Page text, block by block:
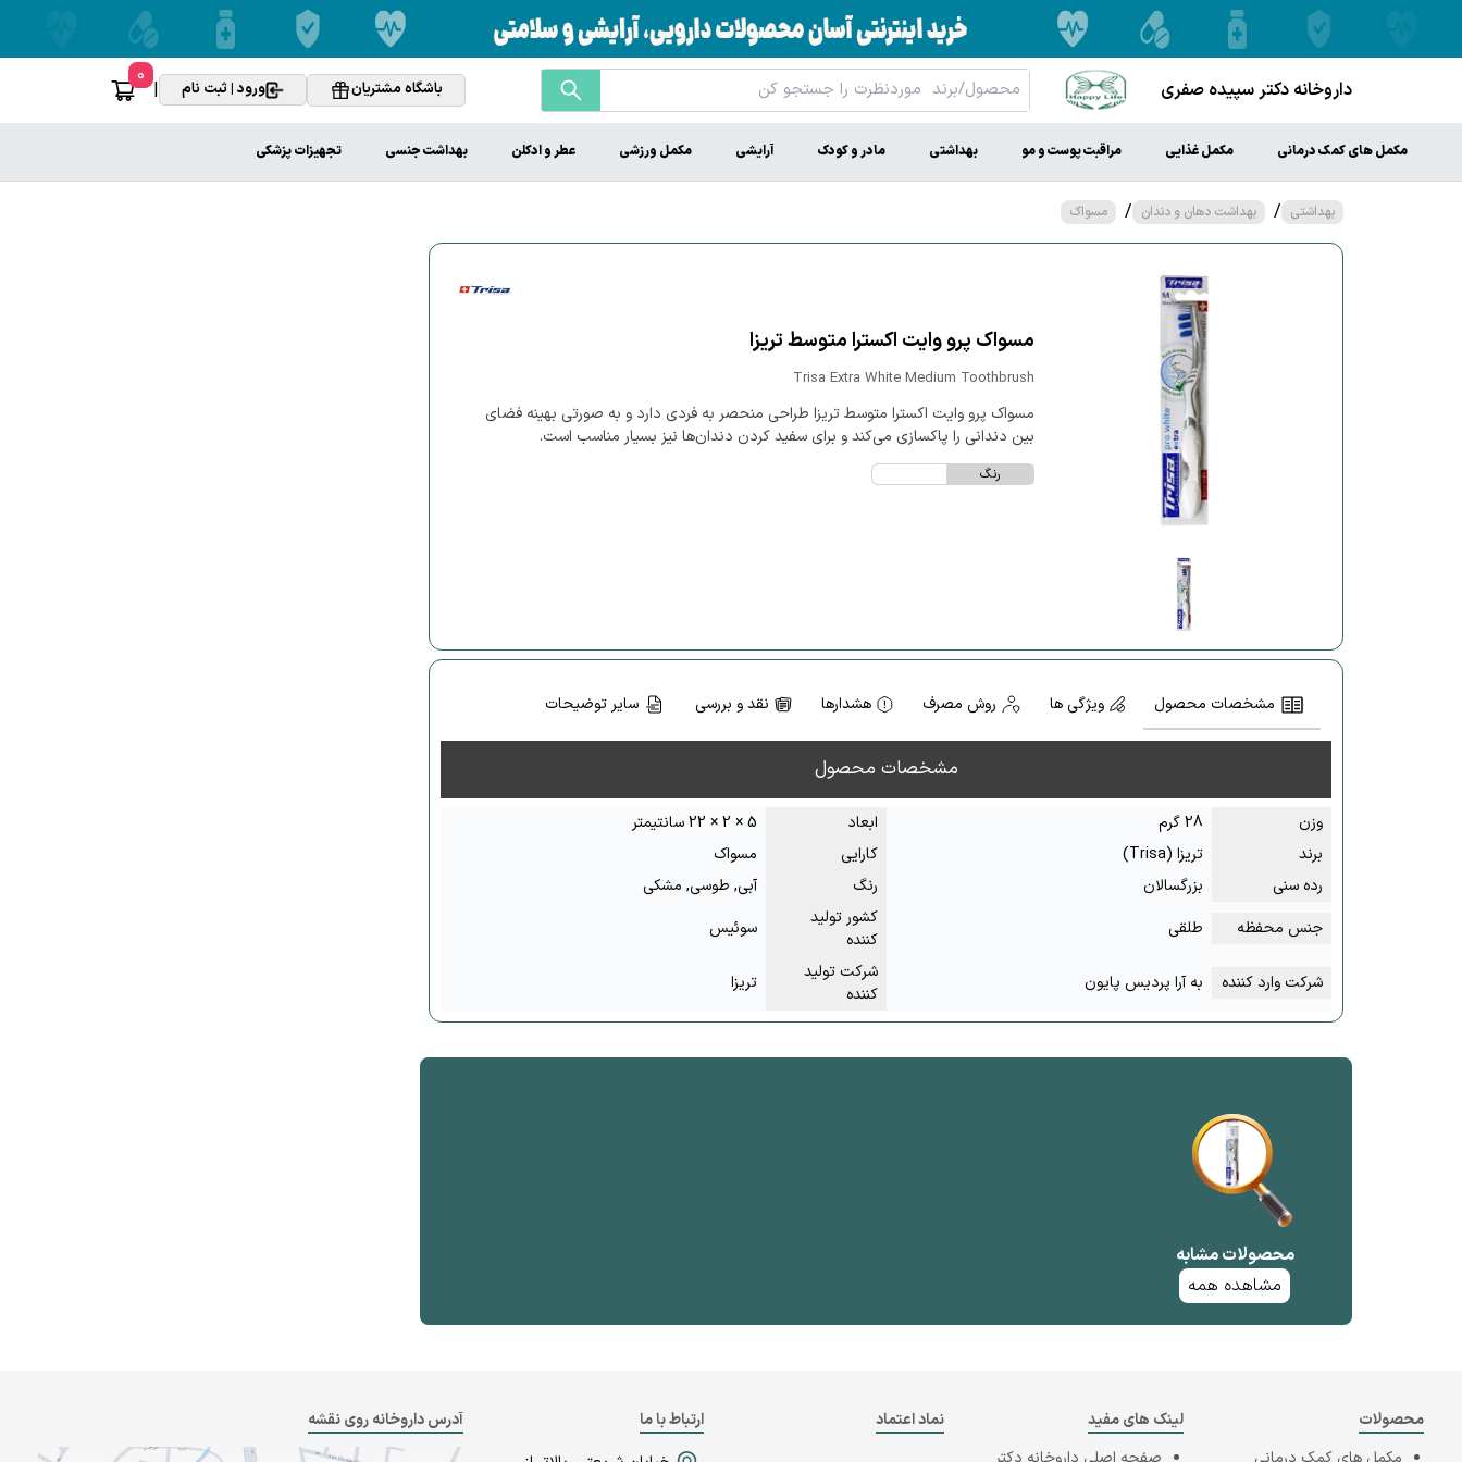
داروخانه دکتر سپیده صفری باشگاه مشتریان ورود | ثبت نام |
0
مکمل های کمک درمانی مکمل غذایی مراقبت پوست و مو بهداشتی مادر و کودک آرایشی مکمل ورزشی عطر و ادکلن بهداشت جنسی تجهیزات پزشکی
بهداشتی / بهداشت دهان و دندان / مسواک
مسواک پرو وایت اکسترا متوسط تریزا
Trisa Extra White Medium Toothbrush
مسواک پرو وایت اکسترا متوسط تریزا طراحی منحصر به فردی دارد و به صورتی بهینه فضای
بین دندانی را پاکسازی می‌کند و برای سفید کردن دندان‌ها نیز بسیار مناسب است.
رنگ
مشخصات محصول ویژگی ها روش مصرف هشدارها نقد و بررسی سایر توضیحات
مشخصات محصول
وزن 28 گرم ابعاد
5 × 2 × 22 سانتیمتر
برند
تریزا (Trisa) کارایی
مسواک
رده سنی
بزرگسالان رنگ
آبی, طوسی, مشکی
جنس محفظه
طلقی
کشور تولید
کننده
سوئیس
شرکت وارد کننده به آرا پردیس پایون
شرکت تولید
کننده
تریزا
محصولات مشابه
مشاهده همه
محصولات
لینک های مفید
نماد اعتماد
ارتباط با ما
آدرس داروخانه روی نقشه